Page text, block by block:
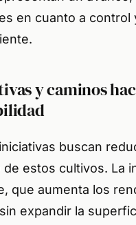
en cuanto a control
y caminos
buscan
de estos cultivos. La
que aumenta los
expandir la